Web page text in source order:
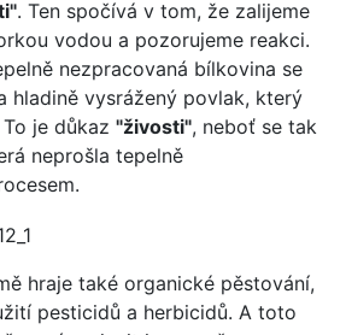
. Ten spočívá v tom, že zalijeme
vodou a pozorujeme reakci.
nezpracovaná bílkovina se
hladině vysrážený povlak, který
je důkaz "živosti", neboť se tak
neprošla tepelně
hraje také organické pěstování,
pesticidů a herbicidů. A toto